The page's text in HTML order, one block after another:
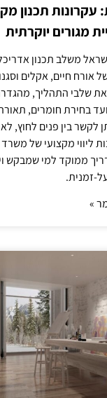
עקרונות תכנון
מגורים יוקרתית
משלב תכנון
אורח חיים, אקלים
שלבי התהליך,
בחירת חומרים,
לקשר בין פנים לחוץ,
ליווי מקצועי של
ממוקד למי שמבקש
זמנית.
»